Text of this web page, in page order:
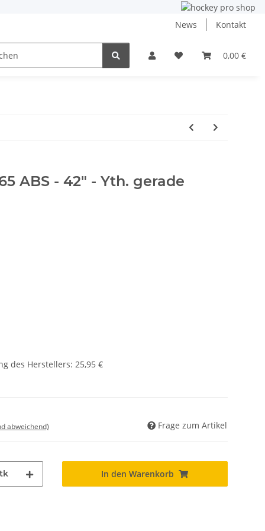
News Kontakt
0,00 €
NHL und DEB
ABS - 42" - Yth. gerade
des Herstellers: 25,95 €
abweichend) Frage zum Artikel
In den Warenkorb